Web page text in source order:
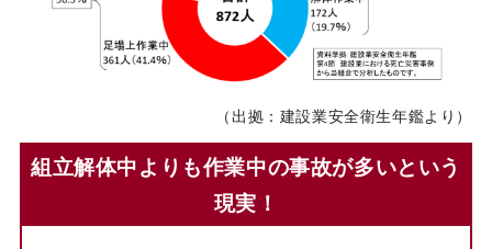
（出拠：建設業安全衛生年鑑より）
組立解体中よりも作業中の事故が多いという
現実！